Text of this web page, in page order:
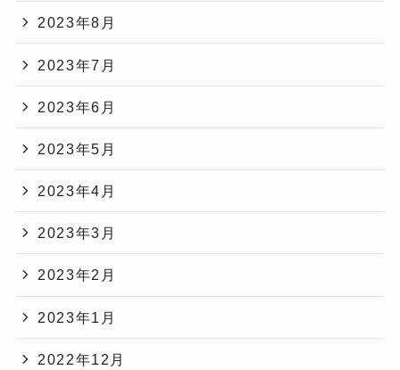
2023年8月
2023年7月
2023年6月
2023年5月
2023年4月
2023年3月
2023年2月
2023年1月
2022年12月